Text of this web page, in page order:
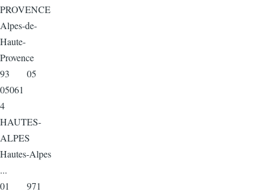
PROVENCE
Alpes-de-
Haute-
Provence
93 05
05061
4
HAUTES-
ALPES
Hautes-Alpes
...
01 971